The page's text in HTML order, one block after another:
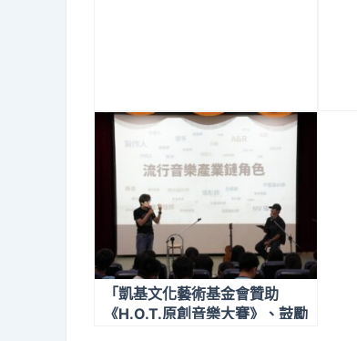
「凱基文化藝術基金會贊助
《H.O.T.原創音樂大賽》、鼓勵